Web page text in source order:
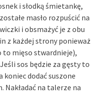
i słodką śmietankę,
masło rozpuścić na
i obsmażyć je z obu
z każdej strony ponieważ
to mięso stwardnieje),
sos będzie za gęsty to
koniec dodać suszone
Nakładać na talerze na